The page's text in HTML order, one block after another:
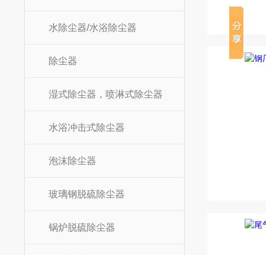
水除尘器/水浴除尘器
除尘器
湿式除尘器，喷淋式除尘器
水浴冲击式除尘器
泡沫除尘器
玻璃钢脱硫除尘器
锅炉脱硫除尘器